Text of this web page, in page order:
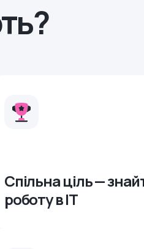
Спільна ціль —
роботу в ІТ